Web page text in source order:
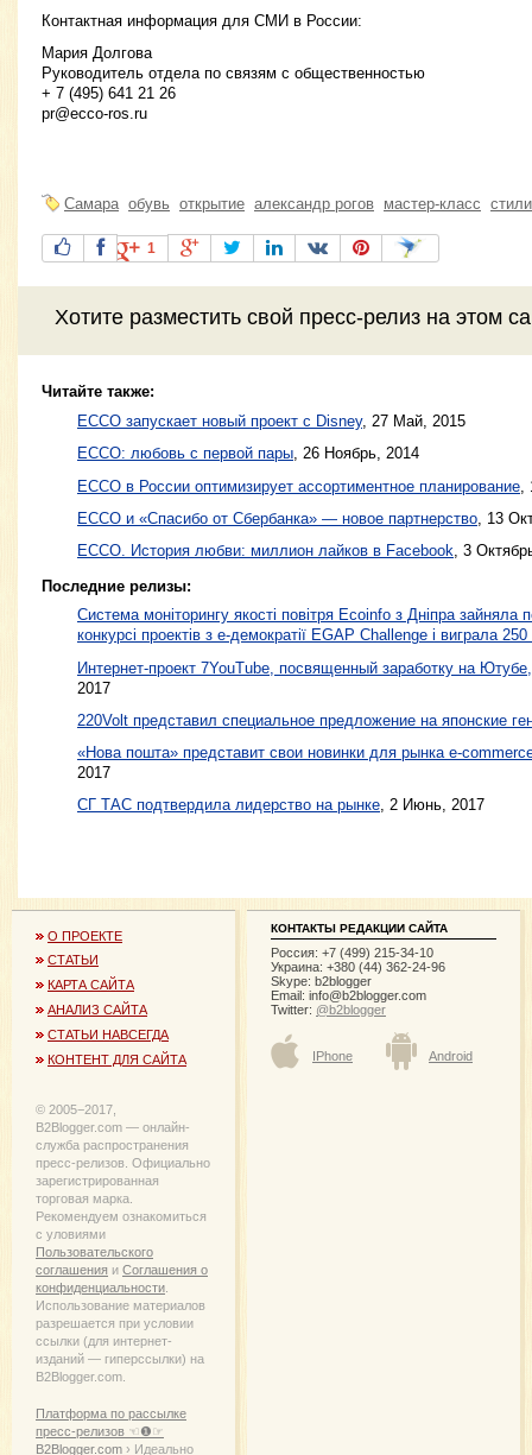
Контактная информация для СМИ в России:
Мария Долгова
Руководитель отдела по связям с общественностью
+ 7 (495) 641 21 26
pr@ecco-ros.ru
Самара обувь открытие александр рогов мастер-класс
1
Хотите разместить свой пресс-релиз на этом
Читайте также:
ЕССО запускает новый проект с Disney, 27 Май, 2015
ECCO: любовь с первой пары, 26 Ноябрь, 2014
ЕССО в России оптимизирует ассортиментное планирование
ECCO и «Спасибо от Сбербанка» — новое партнерство 13
ECCO. История любви: миллион лайков в Facebook 3
Последние релизы:
Система моніторингу якості повітря Ecoinfo з Дніпра зайняла
конкурсі проектів з е-демократії EGAP Challenge і виграла
Интернет-проект 7YouTube, посвященный заработку на
2017
220Volt представил специальное предложение на японские
«Нова пошта» представит свои новинки для рынка e-
2017
СГ ТАС подтвердила лидерство на рынке, 2 Июнь, 2017
О ПРОЕКТЕ
СТАТЬИ
КАРТА САЙТА
АНАЛИЗ САЙТА
СТАТЬИ НАВСЕГДА
КОНТЕНТ ДЛЯ САЙТА
© 2005−2017,
B2Blogger.com — онлайн-
служба распространения
пресс-релизов. Официально
зарегистрированная
торговая марка.
Рекомендуем ознакомиться
с уловиями
Пользовательского
соглашения и Соглашения о
конфиденциальности
Использование материалов
разрешается при условии
ссылки (для интернет-
изданий — гиперссылки) на
B2Blogger.com.
Платформа по рассылке
пресс-релизов ☜❶☞
B2Blogger.com › Идеально
КОНТАКТЫ РЕДАКЦИИ САЙТА
Россия: +7 (499) 215-34-10
Украина: +380 (44) 362-24-96
Skype: b2blogger
Email: info@b2blogger.com
Twitter: @b2blogger
IPhone Android